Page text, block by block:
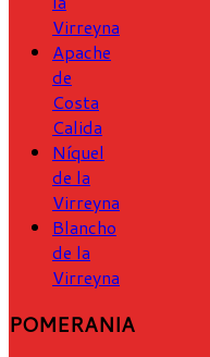
Virreyna
Apache
de
Costa
Calida
Níquel
de la
Virreyna
Blancho
de la
Virreyna
POMERANIA